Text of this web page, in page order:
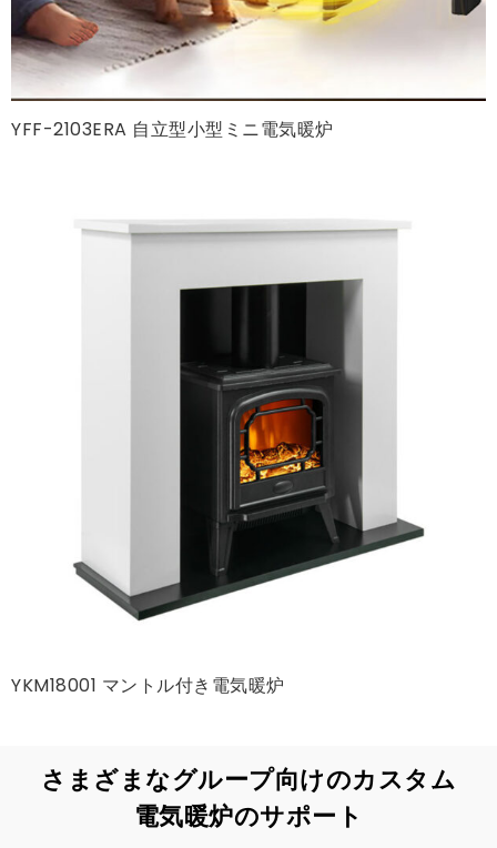
YFF-2103ERA 自立型小型ミニ電気暖炉
YKM18001 マントル付き電気暖炉
さまざまなグループ向けのカスタム
電気暖炉のサポート